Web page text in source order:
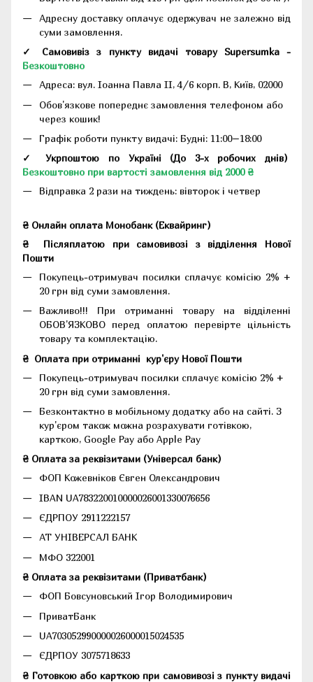
Адресну доставку оплачує одержувач не залежно від
суми замовлення.
✓ Самовивіз з пункту видачі товару Supersumka -
Безкоштовно
Адреса: вул. Іоанна Павла II, 4/6 корп. В, Київ, 02000
Обов'язкове попереднє замовлення телефоном або
через кошик!
Графік роботи пункту видачі: Будні: 11:00–18:00
✓ Укрпоштою по Україні (До 3-х робочих днів)
Безкоштовно при вартості замовлення від 2000 ₴
Відправка 2 рази на тиждень: вівторок і четвер
₴ Онлайн оплата Монобанк (Еквайринг)
₴
Післяплатою при самовивозі з відділення Нової
Пошти
Покупець-отримувач посилки сплачує комісію 2% +
20 грн від суми замовлення.
Важливо!!! При отриманні товару на відділенні
ОБОВ'ЯЗКОВО перед оплатою перевірте цільність
товару та комплектацію.
₴ Оплата при отриманні кур'єру Нової Пошти
Покупець-отримувач посилки сплачує комісію 2% +
20 грн від суми замовлення.
Безконтактно в мобільному додатку або на сайті. З
кур'єром також можна розрахувати готівкою,
карткою, Google Pay або Apple Pay
₴ Оплата за реквізитами (Універсал банк)
ФОП Кожевніков Євген Олександрович
IBAN UA783220010000026001330076656
ЄДРПОУ 2911222157
АТ УНІВЕРСАЛ БАНК
МФО 322001
₴ Оплата за реквізитами (Приватбанк)
ФОП Бовсуновський Ігор Володимирович
ПриватБанк
UA703052990000026000015024535
ЄДРПОУ 3075718633
₴ Готовкою або карткою при самовивозі з пункту видачі